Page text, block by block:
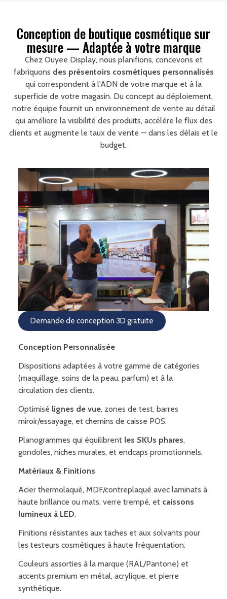
Conception de boutique cosmétique sur
mesure — Adaptée à votre marque
Chez Ouyee Display, nous planifions, concevons et
fabriquons des présentoirs cosmétiques personnalisés
qui correspondent à l'ADN de votre marque et à la
superficie de votre magasin. Du concept au déploiement,
notre équipe fournit un environnement de vente au détail
qui améliore la visibilité des produits, accélère le flux des
clients et augmente le taux de vente — dans les délais et le
budget.
Demande de conception 3D gratuite
Conception Personnalisée
Dispositions adaptées à votre gamme de catégories
(maquillage, soins de la peau, parfum) et à la
circulation des clients.
Optimisé lignes de vue, zones de test, barres
miroir/essayage, et chemins de caisse POS.
Planogrammes qui équilibrent les SKUs phares,
gondoles, niches murales, et endcaps promotionnels.
Matériaux & Finitions
Acier thermolaqué, MDF/contreplaqué avec laminats à
haute brillance ou mats, verre trempé, et caissons
lumineux à LED.
Finitions résistantes aux taches et aux solvants pour
les testeurs cosmétiques à haute fréquentation.
Couleurs assorties à la marque (RAL/Pantone) et
accents premium en métal, acrylique, et pierre
synthétique.